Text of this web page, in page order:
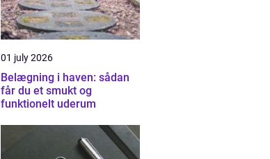
01 july 2026
Belægning i haven: sådan
får du et smukt og
funktionelt uderum